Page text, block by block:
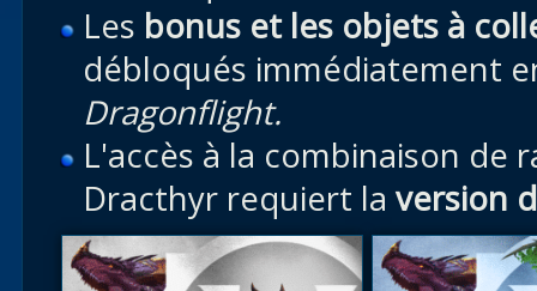
Les bonus et les objets à
débloqués immédiatement
Dragonflight.
L'accès à la combinaison de
Dracthyr requiert la version